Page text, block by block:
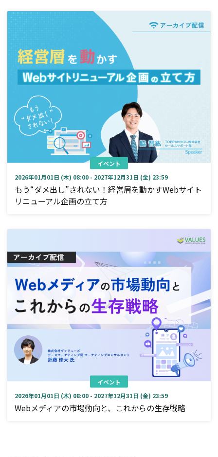
イベント
2026年01月01日 (木) 08:00 - 2027年12月31日 (金) 23:59
もう“ダメ出し”されない！経営層を動かすWebサイト
リニューアル企画の立て方
イベント
2026年01月01日 (木) 08:00 - 2027年12月31日 (金) 23:59
Webメディアの市場動向と、これからの生存戦略